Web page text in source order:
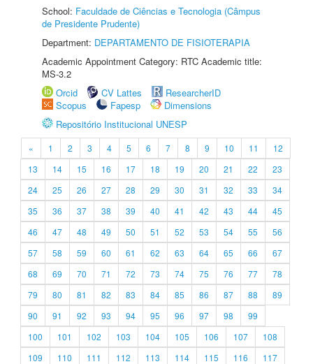
School: Faculdade de Ciências e Tecnologia (Câmpus
de Presidente Prudente)
Department: DEPARTAMENTO DE FISIOTERAPIA
Academic Appointment Category: RTC Academic title:
MS-3.2
Orcid
CV Lattes
ResearcherID
Scopus
Fapesp
Dimensions
Repositório Institucional UNESP
« 1 2 3 4 5 6 7 8 9 10 11
12
13
14 15 16 17 18 19 20 21 22
23
24
25 26 27 28 29 30 31 32 33
34
35
36 37 38 39 40 41 42 43 44
45
46
47 48 49 50 51 52 53 54 55
56
57
58 59 60 61 62 63 64 65 66
67
68
69 70 71 72 73 74 75 76 77
78
79
80 81 82 83 84 85 86 87 88
89
90
91 92 93 94 95 96 97 98
99
100
101 102 103 104 105 106 107
108
109
110 111 112 113 114 115 116
117